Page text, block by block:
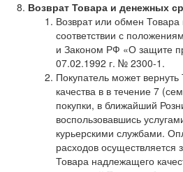
Возврат Товара и денежных
Возврат или обмен Товара
соответствии с
и Законом РФ «О защите
07.02.1992 г. № 2300-1.
Покупатель может
качества в в течение 7
покупки, в ближайший
воспользовавшись
курьерскими службами.
расходов осуществляется
Товара надлежащего